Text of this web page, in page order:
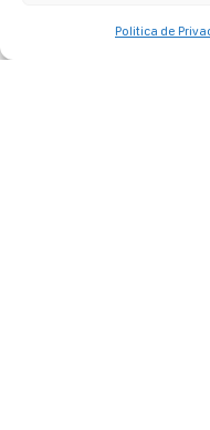
Politica de